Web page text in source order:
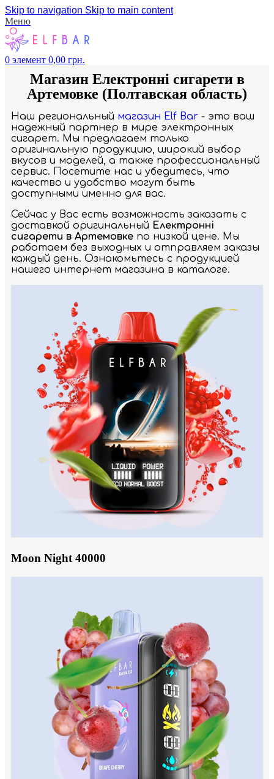
Skip to navigation Skip to main content
Меню
0 элемент 0,00 грн.
Магазин Електронні сигарети в
Артемовке (Полтавская область)
Наш региональный магазин Elf Bar - это ваш
надежный партнер в мире электронных
сигарет. Мы предлагаем только
оригинальную продукцию, широкий выбор
вкусов и моделей, а также профессиональный
сервис. Посетите нас и убедитесь, что
качество и удобство могут быть
доступными именно для вас.
Сейчас у Вас есть возможность заказать с
доставкой оригинальный Електронні
сигарети в Артемовке по низкой цене. Мы
работаем без выходных и отправляем заказы
каждый день. Ознакомьтесь с продукцией
нашего интернет магазина в каталоге.
Moon Night 40000